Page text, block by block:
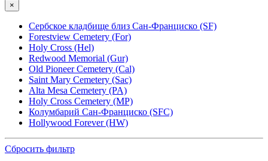
×
Сербское кладбище близ Сан-Франциско (SF)
Forestview Cemetery (For)
Holy Cross (Hel)
Redwood Memorial (Gur)
Old Pioneer Cemetery (Cal)
Saint Mary Cemetery (Sac)
Alta Mesa Cemetery (PA)
Holy Cross Cemetery (MP)
Колумбарий Сан-Франциско (SFC)
Hollywood Forever (HW)
Сбросить фильтр